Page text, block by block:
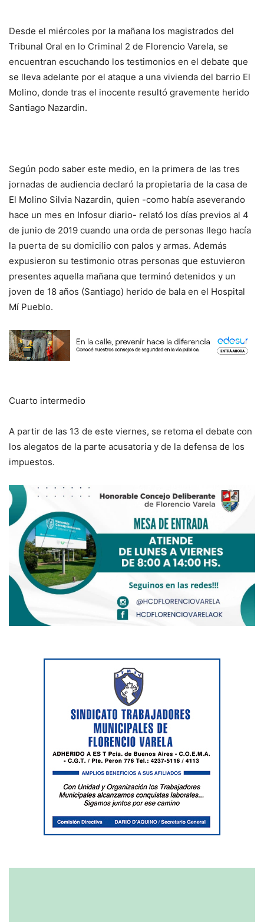
Desde el miércoles por la mañana los magistrados del
Tribunal Oral en lo Criminal 2 de Florencio Varela, se
encuentran escuchando los testimonios en el debate que
se lleva adelante por el ataque a una vivienda del barrio El
Molino, donde tras el inocente resultó gravemente herido
Santiago Nazardin.
Según podo saber este medio, en la primera de las tres
jornadas de audiencia declaró la propietaria de la casa de
El Molino Silvia Nazardin, quien -como había aseverando
hace un mes en Infosur diario- relató los días previos al 4
de junio de 2019 cuando una orda de personas llego hacía
la puerta de su domicilio con palos y armas. Además
expusieron su testimonio otras personas que estuvieron
presentes aquella mañana que terminó detenidos y un
joven de 18 años (Santiago) herido de bala en el Hospital
Mí Pueblo.
Cuarto intermedio
A partir de las 13 de este viernes, se retoma el debate con
los alegatos de la parte acusatoria y de la defensa de los
impuestos.